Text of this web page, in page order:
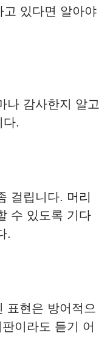
고 있다면 알아야
나 감사한지 알고
다.
걸립니다. 머리
수 있도록 기다
.
표현은 방어적으
이라도 듣기 어